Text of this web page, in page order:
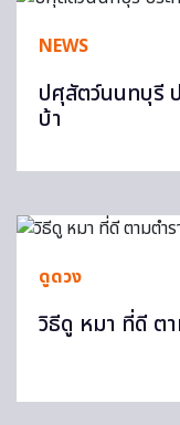
NEWS
ปศุสัตว์นนทบุรี​ ป
บ้า​
ดูดวง
วิธีดู หมา ที่ดี ต